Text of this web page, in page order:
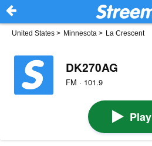
United States > Minnesota > La Crescent
DK270AG
FM · 101.9
Play